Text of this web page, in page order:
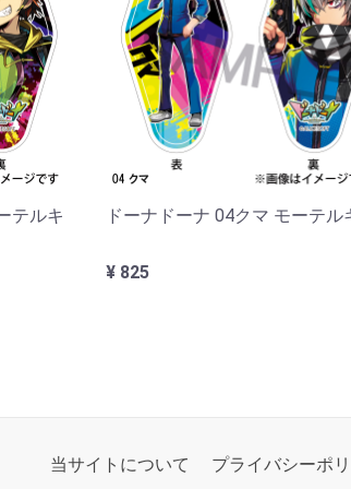
テルキ
ドーナドーナ 04クマ モーテル
¥ 825
当サイトについて プライバシーポ